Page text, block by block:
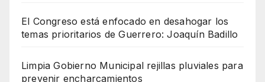
El Congreso está enfocado en desahogar los
temas prioritarios de Guerrero: Joaquín Badillo
Limpia Gobierno Municipal rejillas pluviales para
prevenir encharcamientos